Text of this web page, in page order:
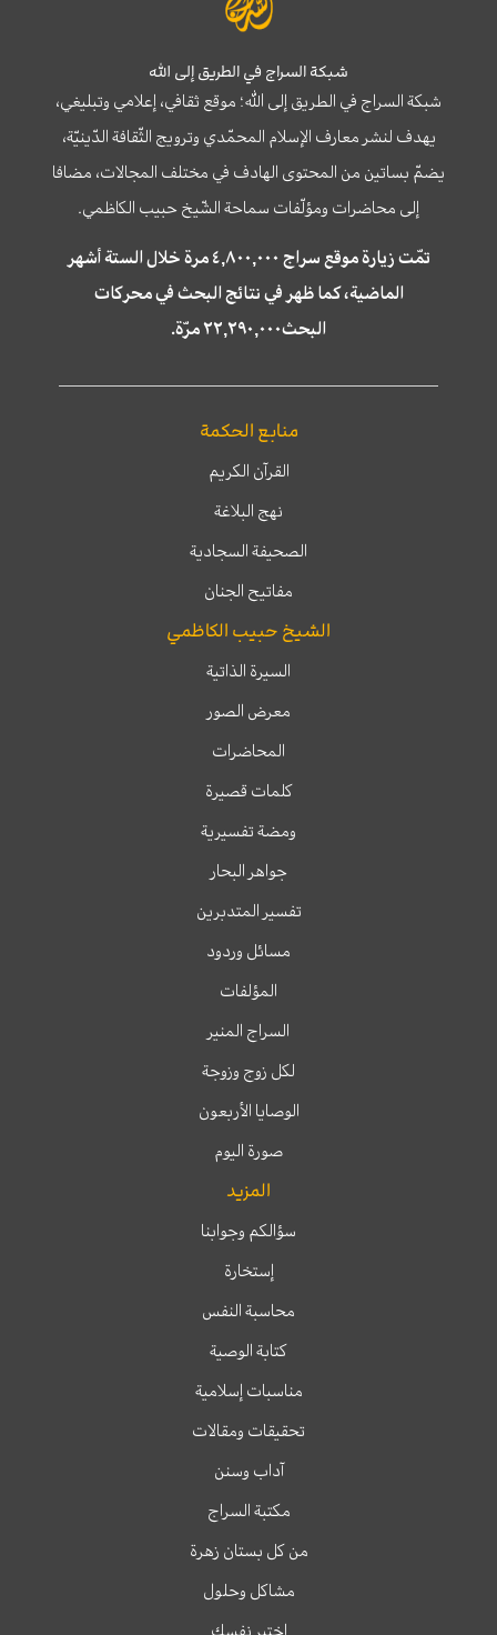
شبكة السراج في الطريق إلى الله
شبكة السراج في الطريق إلى الله؛ موقع ثقافي، إعلامي وتبليغي،
يهدف لنشر معارف الإسلام المحمّدي وترويج الثّقافة الدّينيّة،
يضمّ بساتين من المحتوى الهادف في مختلف المجالات، مضافا
إلى محاضرات ومؤلّفات سماحة الشّيخ حبيب الكاظمي.
تمّت زيارة موقع سراج ٤,٨٠٠,٠٠٠ مرة خلال الستة أشهر
الماضية، كما ظهر في نتائج البحث في محركات
البحث٢٢,٢٩٠,٠٠٠ مرّة.
منابع الحكمة
القرآن الكريم
نهج البلاغة
الصحيفة السجادية
مفاتيح الجنان
الشيخ حبيب الكاظمي
السيرة الذاتية
معرض الصور
المحاضرات
كلمات قصيرة
ومضة تفسيرية
جواهر البحار
تفسير المتدبرين
مسائل وردود
المؤلفات
السراج المنير
لكل زوج وزوجة
الوصايا الأربعون
صورة اليوم
المزيد
سؤالكم وجوابنا
إستخارة
محاسبة النفس
كتابة الوصية
مناسبات إسلامية
تحقيقات ومقالات
آداب وسنن
مكتبة السراج
من كل بستان زهرة
مشاكل وحلول
اختبر نفسك